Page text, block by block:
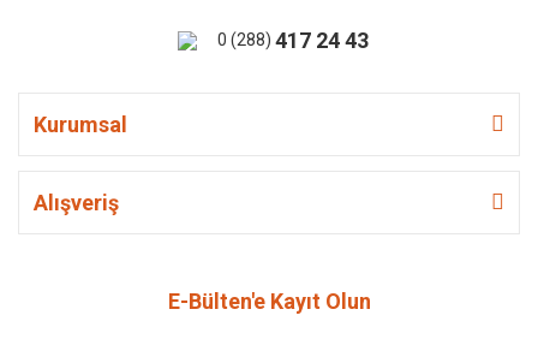
0 (288) 417 24 43
Kurumsal
Alışveriş
E-Bülten'e Kayıt Olun